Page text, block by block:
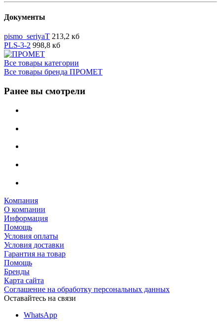
Документы
pismo_seriyaT 213,2 кб
PLS-3-2 998,8 кб
Все товары категории
Все товары бренда ПРОМЕТ
Ранее вы смотрели
Компания
О компании
Информация
Помощь
Условия оплаты
Условия доставки
Гарантия на товар
Помощь
Бренды
Карта сайта
Соглашение на обработку персональных данных
Оставайтесь на связи
WhatsApp